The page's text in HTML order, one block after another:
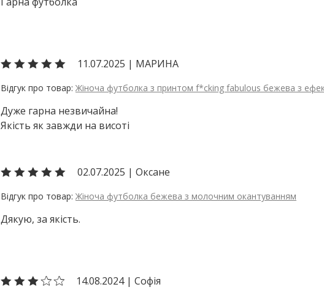
11.07.2025 | МАРИНА
Жіноча футболка з принтом f*cking fabulous бежева з
Дуже гарна незвичайна!
Якість як завжди на висоті
02.07.2025 | Оксане
Жіноча футболка бежева з молочним окантуванням
Дякую, за якість.
14.08.2024 | Софія